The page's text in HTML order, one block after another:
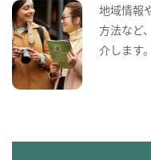
地域情報
方法など
介します。